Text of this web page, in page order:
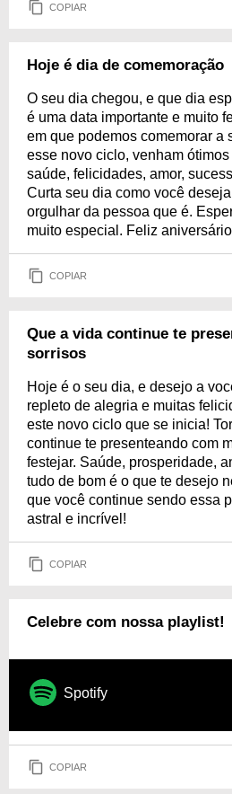
COPIAR
Hoje é dia de comemoração
O seu dia chegou, e que dia
é uma data importante e muito
em que podemos comemorar a
esse novo ciclo, venham
saúde, felicidades, amor,
Curta seu dia como você
orgulhar da pessoa que é.
muito especial. Feliz
COPIAR
Que a vida continue te
sorrisos
Hoje é o seu dia, e desejo a
repleto de alegria e muitas
este novo ciclo que se inicia!
continue te presenteando com
festejar. Saúde, prosperidade,
tudo de bom é o que te desejo
que você continue sendo essa
astral e incrível!
COPIAR
Celebre com nossa playlist!
Spotify
COPIAR